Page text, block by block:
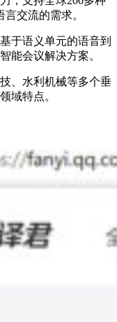
交流的需求。
于语义单元的语音到
能会议解决方案。
、水利机械等多个垂
域特点。